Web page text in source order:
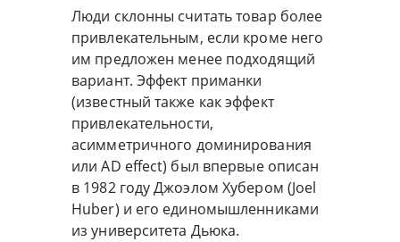
Люди склонны считать товар более
привлекательным, если кроме него
им предложен менее подходящий
вариант. Эффект приманки
(известный также как эффект
привлекательности,
асимметричного доминирования
или AD effect) был впервые описан
в 1982 году Джоэлом Хубером (Joel
Huber) и его единомышленниками
из университета Дьюка.